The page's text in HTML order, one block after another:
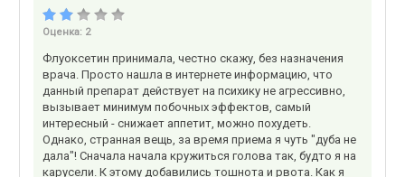
Оценка: 2
Флуоксетин принимала, честно скажу, без назначения
врача. Просто нашла в интернете информацию, что
данный препарат действует на психику не агрессивно,
вызывает минимум побочных эффектов, самый
интересный - снижает аппетит, можно похудеть.
Однако, странная вещь, за время приема я чуть "дуба не
дала"! Сначала начала кружиться голова так, будто я на
карусели. К этому добавились тошнота и рвота. Как я